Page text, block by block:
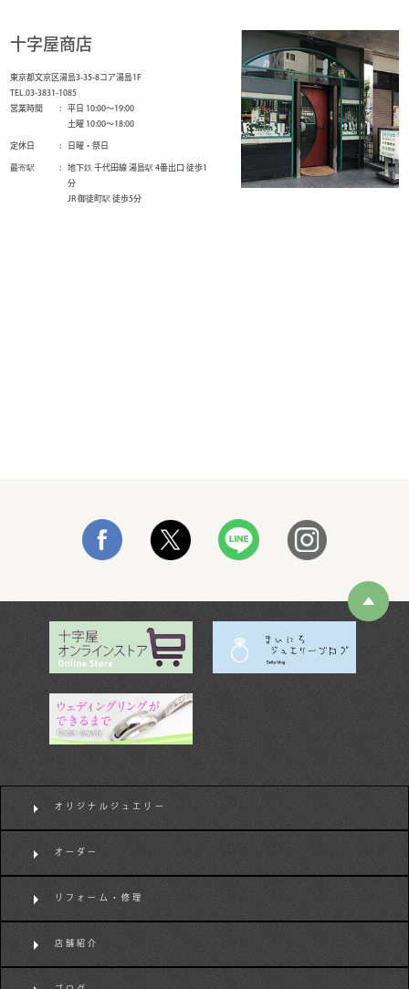
十字屋商店
東京都文京区湯島3-35-8コア湯島1F
TEL.03-3831-1085
営業時間
平日 10:00～19:00
土曜 10:00～18:00
定休日
日曜・祭日
最寄駅
地下鉄 千代田線 湯島駅 4番出口 徒歩1
分
JR 御徒町駅 徒歩5分
オリジナルジュエリー
オーダー
リフォーム・修理
店舗紹介